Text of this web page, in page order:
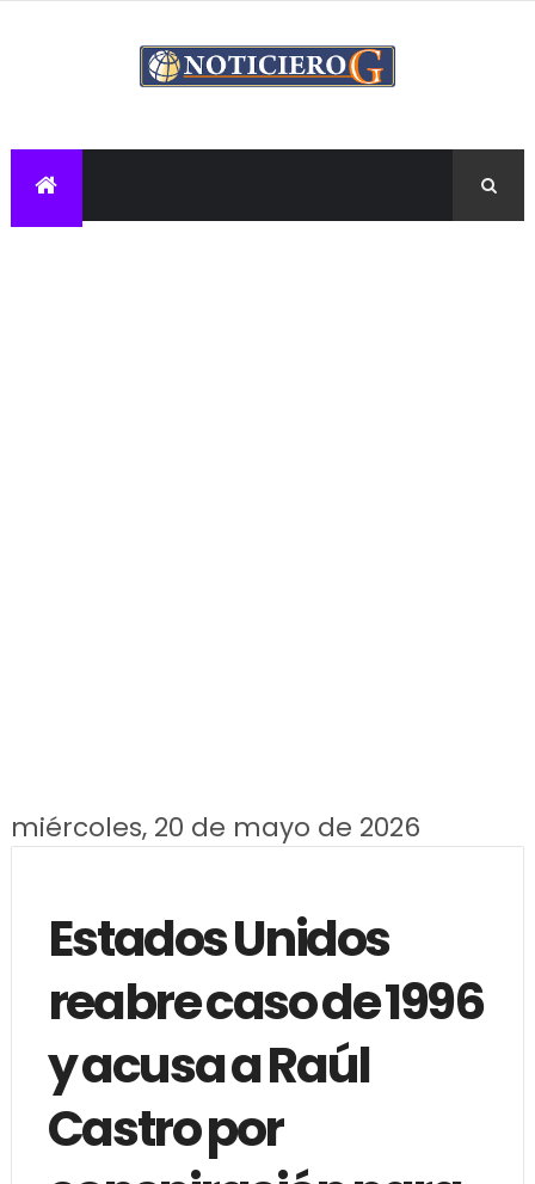
miércoles, 20 de mayo de 2026
Estados Unidos
reabre caso de 1996
y acusa a Raúl
Castro por